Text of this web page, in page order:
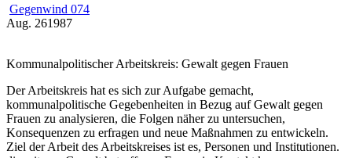
Gegenwind 074
Aug. 261987
Kommunalpolitischer Arbeitskreis: Gewalt gegen Frauen
Der Arbeitskreis hat es sich zur Aufgabe gemacht,
kommunalpolitische Gegebenheiten in Bezug auf Gewalt gegen
Frauen zu analysieren, die Folgen näher zu untersuchen,
Konsequenzen zu erfragen und neue Maßnahmen zu entwickeln.
Ziel der Arbeit des Arbeitskreises ist es, Personen und Institutionen.